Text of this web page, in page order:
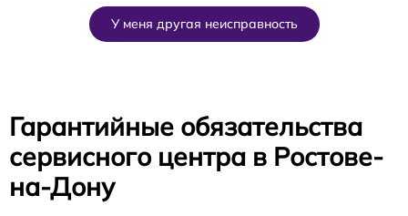
У меня другая неисправность
Гарантийные обязательства
сервисного центра в Ростове-
на-Дону